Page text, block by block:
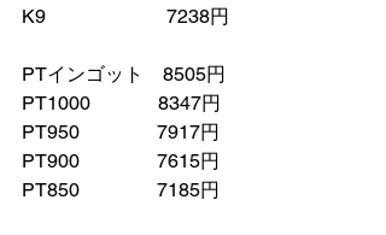
K9　　　　　　 7238円
PTインゴット　8505円
PT1000　　　  8347円
PT950　　　　7917円
PT900　　　　7615円
PT850　　　　7185円